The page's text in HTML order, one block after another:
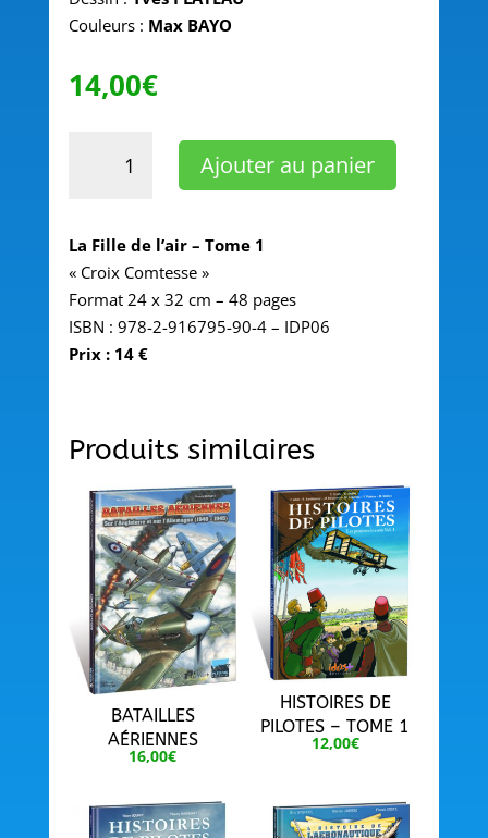
Couleurs : Max BAYO
14,00€
DE
L’AIR
–
TOME
1
CROIX
Ajouter au panier
La Fille de l’air – Tome 1
« Croix Comtesse »
Format 24 x 32 cm – 48 pages
ISBN : 978-2-916795-90-4 – IDP06
Prix : 14 €
Produits similaires
BATAILLES
AÉRIENNES
16,00€
HISTOIRES DE
PILOTES – TOME 1
12,00€